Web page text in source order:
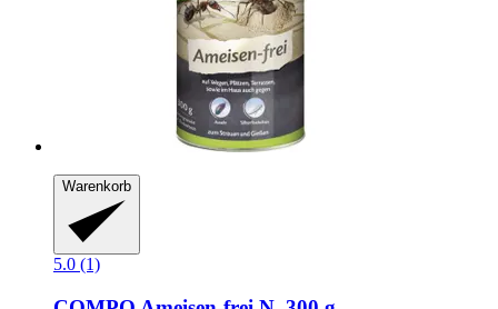
Warenkorb
5.0 (1)